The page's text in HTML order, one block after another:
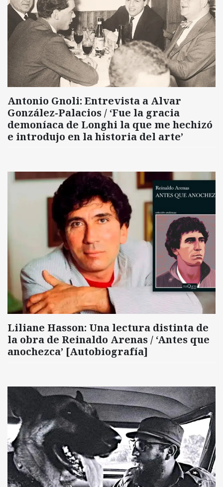
Antonio Gnoli: Entrevista a Alvar
González-Palacios / ‘Fue la gracia
demoníaca de Longhi la que me hechizó
e introdujo en la historia del arte’
Liliane Hasson: Una lectura distinta de
la obra de Reinaldo Arenas / ‘Antes que
anochezca’ [Autobiografía]